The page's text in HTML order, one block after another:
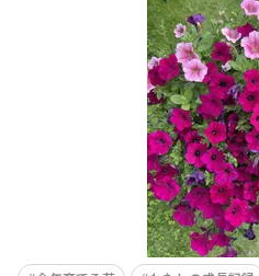
ィーホワイトとキューティー
が降りやすいお天気なので本
置くのがいいと思いますが、
鉢は雨が当たる所に置いてい